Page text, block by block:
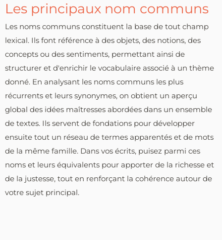
Les principaux nom communs
Les noms communs constituent la base de tout champ
lexical. Ils font référence à des objets, des notions, des
concepts ou des sentiments, permettant ainsi de
structurer et d'enrichir le vocabulaire associé à un thème
donné. En analysant les noms communs les plus
récurrents et leurs synonymes, on obtient un aperçu
global des idées maîtresses abordées dans un ensemble
de textes. Ils servent de fondations pour développer
ensuite tout un réseau de termes apparentés et de mots
de la même famille. Dans vos écrits, puisez parmi ces
noms et leurs équivalents pour apporter de la richesse et
de la justesse, tout en renforçant la cohérence autour de
votre sujet principal.